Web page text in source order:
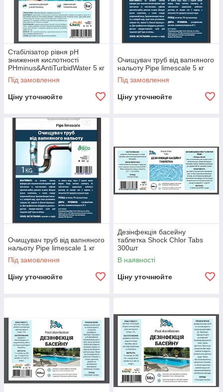
Стабілізатор рівня pH
зниження кислотності
PHminus&AntiTurbidWater 5 кг
Під замовлення
Ціну уточнюйте
Очищувач труб від вапняного
нальоту Pipe limescale 5 кг
Під замовлення
Ціну уточнюйте
Очищувач труб від вапняного
нальоту Pipe limescale 1 кг
Під замовлення
Ціну уточнюйте
Дезінфекція басейну
таблетка Shock Chlor Tabs
300шт
В наявності
Ціну уточнюйте